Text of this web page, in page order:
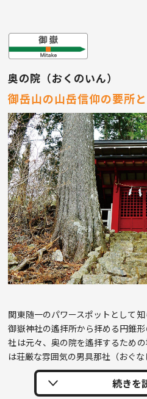
奥の院（おくのいん）
御岳山の山岳信仰の要所
関東随一のパワースポットとして
御嶽神社の遙拝所から拝める円錐
社は元々、奥の院を遙拝するため
は荘厳な雰囲気の男具那社（おぐな